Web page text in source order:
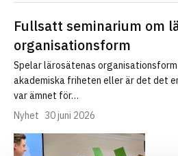
Fullsatt seminarium om
organisationsform
Spelar lärosätenas
akademiska friheten eller är det det
var ämnet för…
Nyhet 30 juni 2026